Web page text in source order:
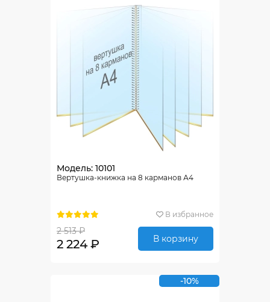
Модель: 10101
Вертушка-книжка на 8 карманов А4
В избранное
2 513 ₽
2 224 ₽ В корзину
-10%